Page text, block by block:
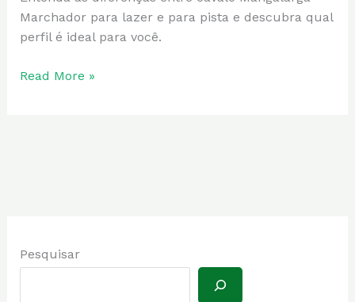
Marchador para lazer e para pista e descubra qual
perfil é ideal para você.
ou
pista:
qual
Read More »
Pesquisar